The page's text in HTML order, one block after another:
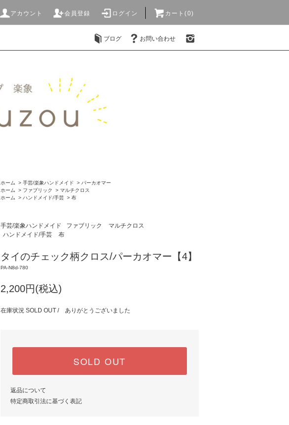
アカウント 会員登録 ログイン カート(0)
ブログ お問い合わせ
ホーム > 手芸/楽象ハンドメイド > パーカオマー
ホーム
> ファブリック > マルチクロス
ホーム
> ハンドメイド/手芸 > 布
手芸/楽象ハンドメイド ファブリック
マルチクロス
ハンドメイド/手芸
布
タイのチェック柄クロス/パーカオマー【4】
PA-N8d-780
2,200円(税込)
在庫状況 SOLD OUT / ありがとうございました
SOLD OUT
返品について
特定商取引法に基づく表記